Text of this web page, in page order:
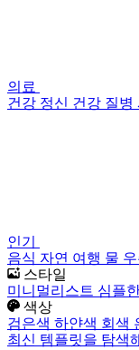
의료
건강 정신 건강 질병
인기
음식 자연 여행 물
스타일
미니멀리스트 심플
색상
검은색 하얀색 회색
최신 템플릿을 탐색